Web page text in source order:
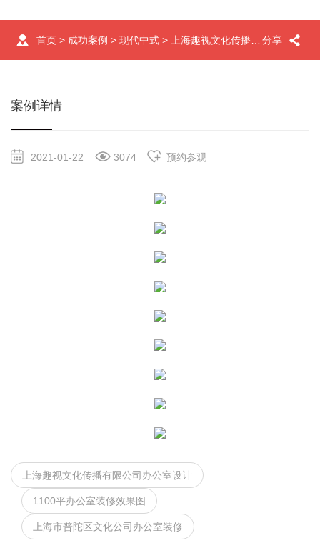
分享
首页 > 成功案例 > 现代中式 > 上海趣视文化传播有限公司办公室设计
案例详情
2021-01-22 3074 预约参观
上海趣视文化传播有限公司办公室设计
1100平办公室装修效果图
上海市普陀区文化公司办公室装修